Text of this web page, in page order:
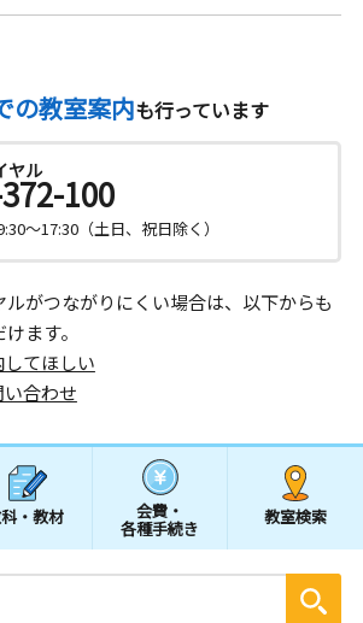
の教室案内も行っています
ヤル
100
～17:30（土日、祝日除く）
ルがつながりにくい場合は、以下からも
ます。
てほしい
合わせ
・教材 会費・
各種手続き
教室検索